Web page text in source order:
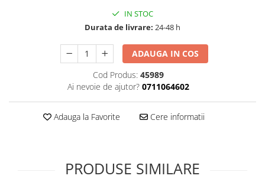
Supliment Vitamina E
Tincturi si Gemoderivate
Tuse gat si respiratie
IN STOC
Durata de livrare: 24-48 h
ADAUGA IN COS
Cod Produs: 45989
Ai nevoie de ajutor? 0711064602
Adauga la Favorite Cere informatii
PRODUSE SIMILARE